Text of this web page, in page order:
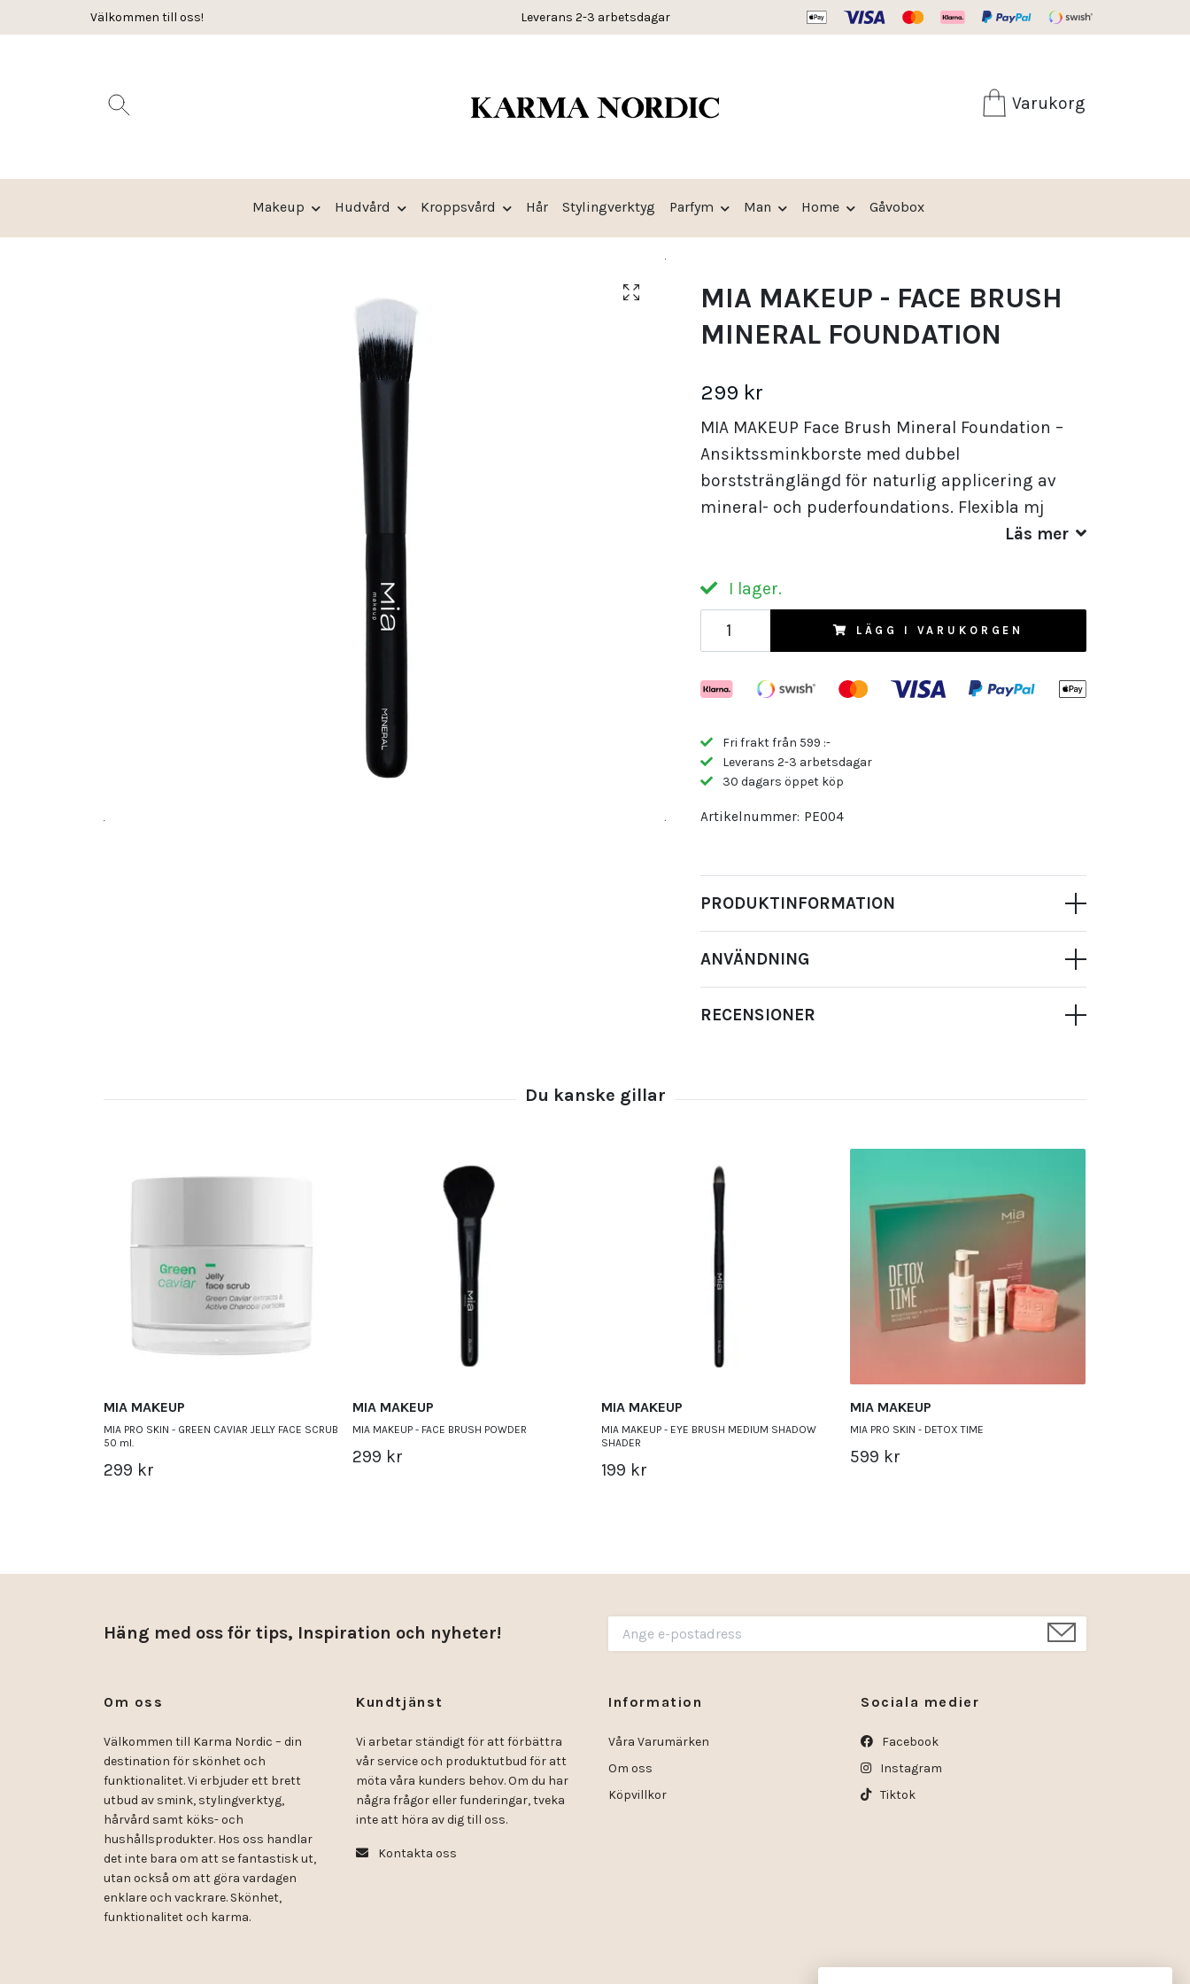
Välkommen till oss! Leverans 2-3 arbetsdagar 30 dagars öppet köp
Varukorg
Makeup Hudvård Kroppsvård Hår Stylingverktyg Parfym Man Home Gåvobox
MIA MAKEUP - FACE BRUSH
MINERAL FOUNDATION
299 kr
MIA MAKEUP Face Brush Mineral Foundation –
Ansiktssminkborste med dubbel
borststränglängd för naturlig applicering av
mineral- och puderfoundations. Flexibla mj
Läs mer
I lager.
LÄGG I VARUKORGEN
Fri frakt från 599 :-
Leverans 2-3 arbetsdagar
30 dagars öppet köp
Artikelnummer: PE004
PRODUKTINFORMATION
ANVÄNDNING
RECENSIONER
MIA MAKEUP
MIA PRO SKIN - GREEN CAVIAR JELLY FACE SCRUB
50 ml.
299 kr
MIA MAKEUP
MIA MAKEUP - FACE BRUSH POWDER
299 kr
MIA MAKEUP
MIA MAKEUP - EYE BRUSH MEDIUM SHADOW
SHADER
199 kr
MIA MAKEUP
MIA PRO SKIN - DETOX TIME
599 kr
Häng med oss för tips, Inspiration och nyheter!
Om oss
Välkommen till Karma Nordic – din
destination för skönhet och
funktionalitet. Vi erbjuder ett brett
utbud av smink, stylingverktyg,
hårvård samt köks- och
hushållsprodukter. Hos oss handlar
det inte bara om att se fantastisk ut,
utan också om att göra vardagen
enklare och vackrare. Skönhet,
funktionalitet och karma.
Kundtjänst
Vi arbetar ständigt för att förbättra
vår service och produktutbud för att
möta våra kunders behov. Om du har
några frågor eller funderingar, tveka
inte att höra av dig till oss.
Kontakta oss
Information
Våra Varumärken
Om oss
Köpvillkor
Sociala medier
Facebook
Instagram
Tiktok